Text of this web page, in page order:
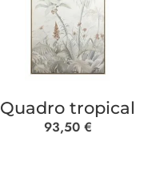
Quadro tropical
93,50 €